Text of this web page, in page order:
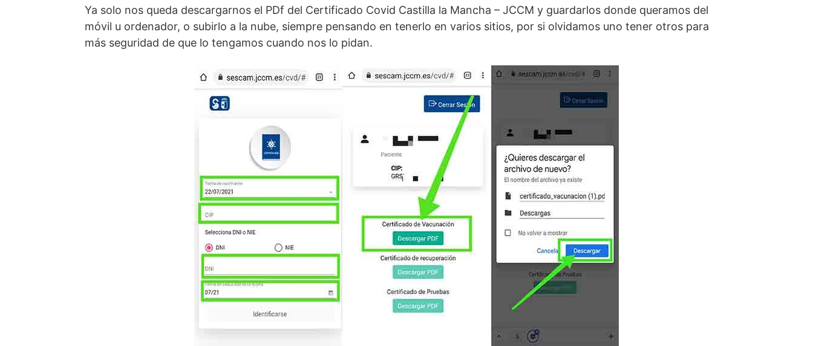
Ya solo nos queda descargarnos el PDf del Certificado Covid Castilla la Mancha – JCCM y guardarlos donde queramos del
móvil u ordenador, o subirlo a la nube, siempre pensando en tenerlo en varios sitios, por si olvidamos uno tener otros para
más seguridad de que lo tengamos cuando nos lo pidan.